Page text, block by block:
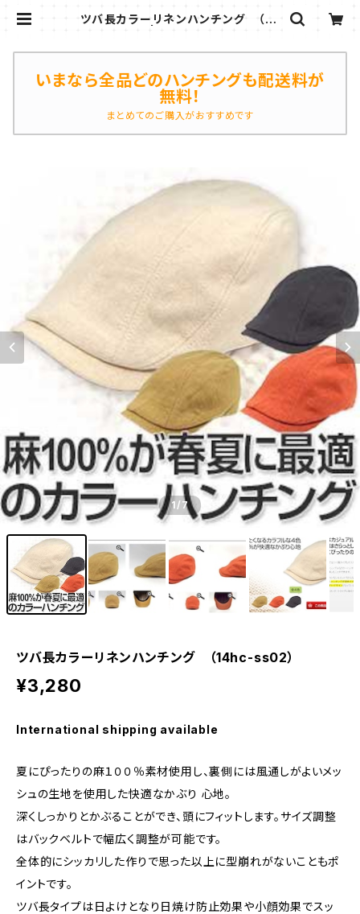
ツバ長カラーリネンハンチング （14
いまなら全品どのハンチングも配送料が
無料！
まとめてのご購入がおすすめです
1/7
ツバ長カラーリネンハンチング （14hc-ss02）
¥3,280
International shipping available
夏にぴったりの麻１００％素材使用し、裏側には風通しがよいメッ
シュの生地を使用した快適なかぶり 心地。
深くしっかりとかぶることができ、頭にフィットします。サイズ調整
はバックベルトで幅広く調整が可能です。
全体的にシッカリした作りで思った以上に型崩れがないこともポ
イントです。
ツバ長タイプは日よけとなり日焼け防止効果や小顔効果でスッ